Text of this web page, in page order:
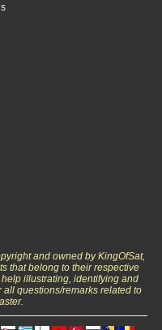
and owned by KingOfSat,
that belong to their respective
illustrating, identifying and
questions/remarks related to